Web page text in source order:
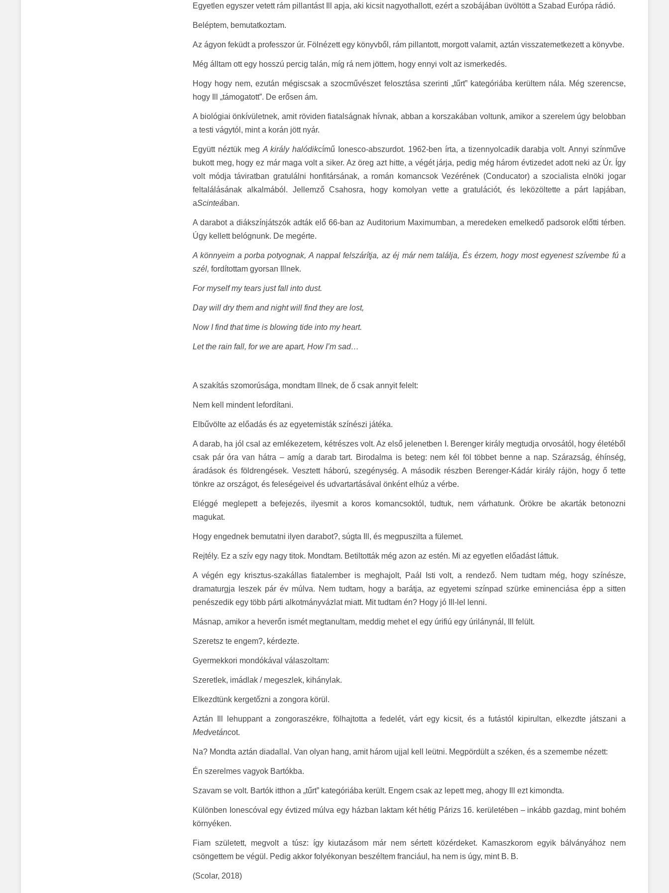
Egyetlen egyszer vetett rám pillantást Ill apja, aki kicsit nagyothallott, ezért a szobájában üvöltött a Szabad Európa rádió.
Beléptem, bemutatkoztam.
Az ágyon feküdt a professzor úr. Fölnézett egy könyvből, rám pillantott, morgott valamit, aztán visszatemetkezett a könyvbe.
Még álltam ott egy hosszú percig talán, míg rá nem jöttem, hogy ennyi volt az ismerkedés.
Hogy hogy nem, ezután mégiscsak a szocművészet felosztása szerinti „tűrt” kategóriába kerültem nála. Még szerencse,
hogy Ill „támogatott”. De erősen ám.
A biológiai önkívületnek, amit röviden fiatalságnak hívnak, abban a korszakában voltunk, amikor a szerelem úgy belobban
a testi vágytól, mint a korán jött nyár.
Együtt néztük meg A király halódikcímű Ionesco-abszurdot. 1962-ben írta, a tizennyolcadik darabja volt. Annyi színműve
bukott meg, hogy ez már maga volt a siker. Az öreg azt hitte, a végét járja, pedig még három évtizedet adott neki az Úr. Így
volt módja táviratban gratulálni honfitársának, a román komancsok Vezérének (Conducator) a szocialista elnöki jogar
feltalálásának alkalmából. Jellemző Csahosra, hogy komolyan vette a gratulációt, és leközöltette a párt lapjában,
aScinteában.
A darabot a diákszínjátszók adták elő 66-ban az Auditorium Maximumban, a meredeken emelkedő padsorok előtti térben.
Úgy kellett belógnunk. De megérte.
A könnyeim a porba potyognak, A nappal felszárítja, az éj már nem találja, És érzem, hogy most egyenest szívembe fú a
szél, fordítottam gyorsan Illnek.
For myself my tears just fall into dust.
Day will dry them and night will find they are lost,
Now I find that time is blowing tide into my heart.
Let the rain fall, for we are apart, How I’m sad…
A szakítás szomorúsága, mondtam Illnek, de ő csak annyit felelt:
Nem kell mindent lefordítani.
Elbűvölte az előadás és az egyetemisták színészi játéka.
A darab, ha jól csal az emlékezetem, kétrészes volt. Az első jelenetben I. Berenger király megtudja orvosától, hogy életéből
csak pár óra van hátra – amíg a darab tart. Birodalma is beteg: nem kél föl többet benne a nap. Szárazság, éhínség,
áradások és földrengések. Vesztett háború, szegénység. A második részben Berenger-Kádár király rájön, hogy ő tette
tönkre az országot, és feleségeivel és udvartartásával önként elhúz a vérbe.
Eléggé meglepett a befejezés, ilyesmit a koros komancsoktól, tudtuk, nem várhatunk. Örökre be akarták betonozni
magukat.
Hogy engednek bemutatni ilyen darabot?, súgta Ill, és megpuszilta a fülemet.
Rejtély. Ez a szív egy nagy titok. Mondtam. Betiltották még azon az estén. Mi az egyetlen előadást láttuk.
A végén egy krisztus-szakállas fiatalember is meghajolt, Paál Isti volt, a rendező. Nem tudtam még, hogy színésze,
dramaturgja leszek pár év múlva. Nem tudtam, hogy a barátja, az egyetemi színpad szürke eminenciása épp a sitten
penészedik egy több párti alkotmányvázlat miatt. Mit tudtam én? Hogy jó Ill-lel lenni.
Másnap, amikor a heverőn ismét megtanultam, meddig mehet el egy úrifiú egy úrilánynál, Ill felült.
Szeretsz te engem?, kérdezte.
Gyermekkori mondókával válaszoltam:
Szeretlek, imádlak / megeszlek, kihánylak.
Elkezdtünk kergetőzni a zongora körül.
Aztán Ill lehuppant a zongoraszékre, fölhajtotta a fedelét, várt egy kicsit, és a futástól kipirultan, elkezdte játszani a
Medvetáncot.
Na? Mondta aztán diadallal. Van olyan hang, amit három ujjal kell leütni. Megpördült a széken, és a szemembe nézett:
Én szerelmes vagyok Bartókba.
Szavam se volt. Bartók itthon a „tűrt” kategóriába került. Engem csak az lepett meg, ahogy Ill ezt kimondta.
Különben Ionescóval egy évtized múlva egy házban laktam két hétig Párizs 16. kerületében – inkább gazdag, mint bohém
környéken.
Fiam született, megvolt a túsz: így kiutazásom már nem sértett közérdeket. Kamaszkorom egyik bálványához nem
csöngettem be végül. Pedig akkor folyékonyan beszéltem franciául, ha nem is úgy, mint B. B.
(Scolar, 2018)